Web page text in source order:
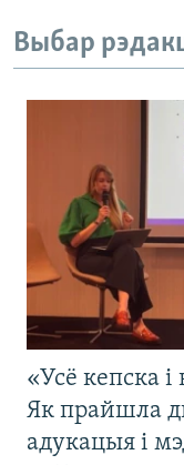
Выбар
«Усё кепска і
Як прайшла
адукацыя і